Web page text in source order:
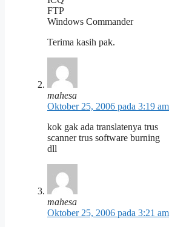
FTP
Windows Commander
Terima kasih pak.
mahesa
Oktober 25, 2006 pada 3:19 am
kok gak ada translatenya trus
scanner trus software burning
dll
mahesa
Oktober 25, 2006 pada 3:21 am